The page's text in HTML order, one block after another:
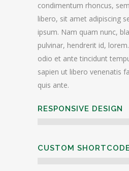
condimentum rhoncus,
libero, sit amet adipiscing
ipsum. Nam quam nunc,
pulvinar, hendrerit id,
odio et ante tincidunt
sapien ut libero venenatis
quis ante.
RESPONSIVE DESIGN
CUSTOM